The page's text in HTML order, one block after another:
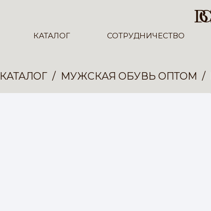
КАТАЛОГ СОТРУДНИЧЕСТВО
КАТАЛОГ МУЖСКАЯ ОБУВЬ ОПТОМ